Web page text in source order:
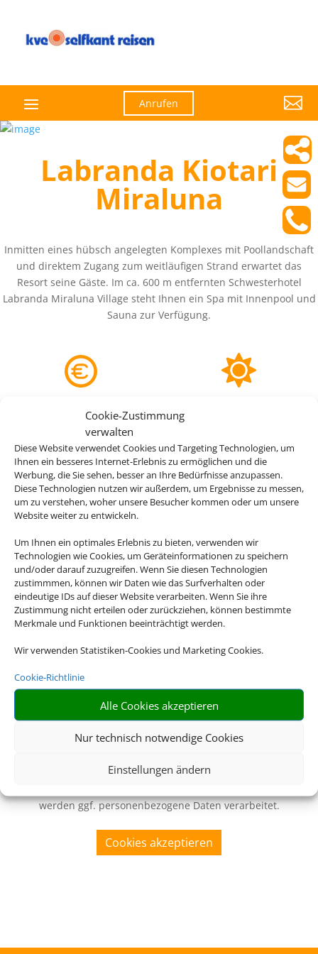
Cookie-Zustimmung
verwalten
Diese Website verwendet Cookies und Targeting Technologien, um
Ihnen ein besseres Internet-Erlebnis zu ermöglichen und die
Werbung, die Sie sehen, besser an Ihre Bedürfnisse anzupassen.
Diese Technologien nutzen wir außerdem, um Ergebnisse zu messen,
um zu verstehen, woher unsere Besucher kommen oder um unsere
Website weiter zu entwickeln.
Um Ihnen ein optimales Erlebnis zu bieten, verwenden wir
Technologien wie Cookies, um Geräteinformationen zu speichern
und/oder darauf zuzugreifen. Wenn Sie diesen Technologien
zustimmmen, können wir Daten wie das Surfverhalten oder
eindeutige IDs auf dieser Website verarbeiten. Wenn Sie ihre
Zustimmung nicht erteilen oder zurückziehen, können bestimmte
Merkmale und Funktionen beeinträchtigt werden.
Wir verwenden Statistiken-Cookies und Marketing Cookies.
Cookie-Richtlinie
Alle Cookies akzeptieren
Nur technisch notwendige Cookies
Einstellungen ändern
Anrufen 
Labranda Kiotari
Miraluna
Inmitten eines hübsch angelegten Komplexes mit Poollandschaft
und direktem Zugang zum weitläufigen Strand erwartet das
Resort seine Gäste. Im ca. 600 m entfernten Schwesterhotel
Labranda Miraluna Village steht Ihnen ein Spa mit Innenpool und
Sauna zur Verfügung.
ab 678 €
(p.P.)
Wir brauchen Ihre Einwilligung
werden ggf. personenbezogene Daten verarbeitet.
Cookies akzeptieren